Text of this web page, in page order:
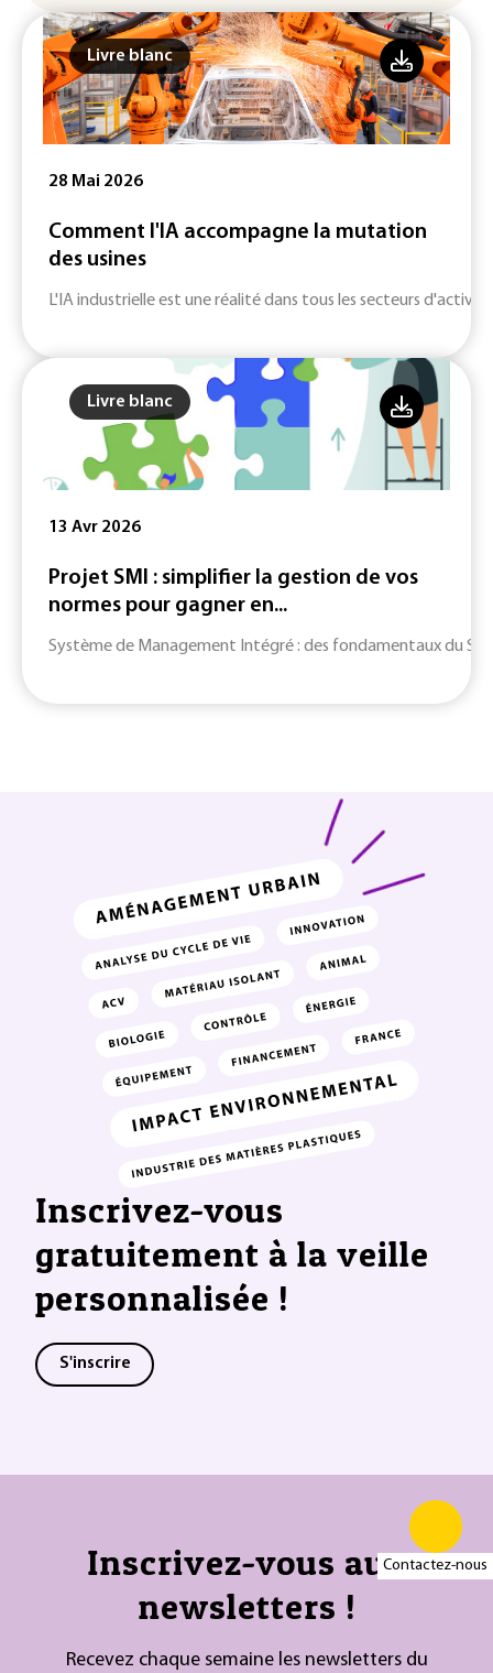
Contactez-nous
Livre blanc
28 Mai 2026
Comment l'IA accompagne la mutation
des usines
L'IA industrielle est une réalité dans tous les secteurs
Livre blanc
13 Avr 2026
Projet SMI : simplifier la gestion de vos
normes pour gagner en...
Système de Management Intégré : des fondamentaux du
Inscrivez-vous
gratuitement à la veille
personnalisée !
S'inscrire
Inscrivez-vous aux
newsletters !
Recevez chaque semaine les newsletters du